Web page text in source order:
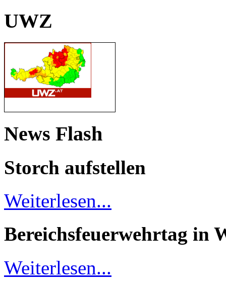
UWZ
News Flash
Storch aufstellen
Weiterlesen...
Bereichsfeuerwehrtag in
Weiterlesen...